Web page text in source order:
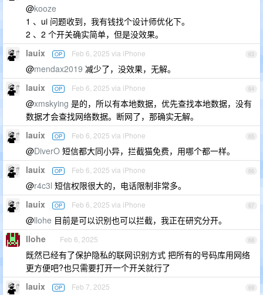
@kooze
1 、ui 问题收到，我有钱找个设计师优化下。
2 、2 个开关确实简单，但是没效果。
63
lauix OP Feb 6, 2025 via iPhone
@mendax2019 减少了，没效果，无解。
64
lauix OP Feb 6, 2025 via iPhone
@xmskying 是的，所以有本地数据，优先查找本地数据，没有
数据才会查找网络数据。断网了，那确实无解。
65
lauix OP Feb 6, 2025 via iPhone
@DiverO 短信都大同小异，拦截猫免费，用哪个都一样。
66
lauix OP Feb 6, 2025 via iPhone
@r4c3l 短信权限很大的，电话限制非常多。
67
lauix OP Feb 6, 2025 via iPhone
@llohe 目前是可以识别也可以拦截，我正在研究分开。
68
llohe Feb 6, 2025
既然已经有了保护隐私的联网识别方式 把所有的号码库用网络
更方便吧?也只需要打开一个开关就行了
69
lauix OP Feb 7, 2025